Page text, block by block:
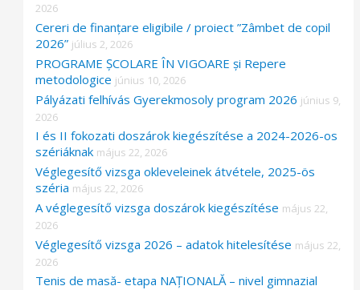
2026
Cereri de finanțare eligibile / proiect ”Zâmbet de copil
2026” július 2, 2026
PROGRAME ȘCOLARE ÎN VIGOARE și Repere
metodologice június 10, 2026
Pályázati felhívás Gyerekmosoly program 2026 június 9,
2026
I és II fokozati doszárok kiegészítése a 2024-2026-os
szériáknak május 22, 2026
Véglegesítő vizsga okleveleinek átvétele, 2025-ös
széria május 22, 2026
A véglegesítő vizsga doszárok kiegészítése május 22,
2026
Véglegesítő vizsga 2026 – adatok hitelesítése május 22,
2026
Tenis de masă- etapa NAȚIONALĂ – nivel gimnazial